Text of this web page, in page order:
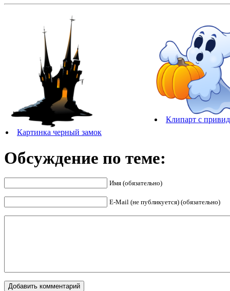
Картинка черный замок
Клипарт с
Обсуждение по теме:
Имя (обязательно)
E-Mail (не публикуется) (обязательно)